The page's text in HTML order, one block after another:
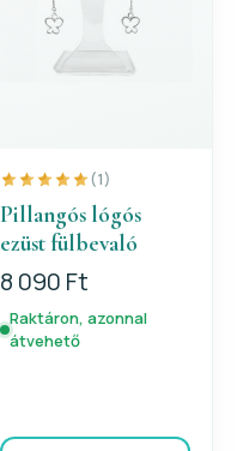
(1)
Pillangós lógós
ezüst fülbevaló
8 090 Ft
Raktáron, azonnal
átvehető